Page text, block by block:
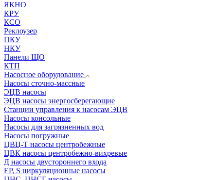
ЯКНО
КРУ
КСО
Реклоузер
ПКУ
НКУ
Панели ЩО
КТП
Насосное оборудование
Насосы сточно-массные
ЭЦВ насосы
ЭЦВ насосы энергосберегающие
Станции управления к насосам ЭЦВ
Насосы консольные
Насосы для загрязненных вод
Насосы погружные
ЦВЦ-Т насосы центробежные
ЦВК насосы центробежно-вихревые
Д насосы двустороннего входа
EP, S циркуляционные насосы